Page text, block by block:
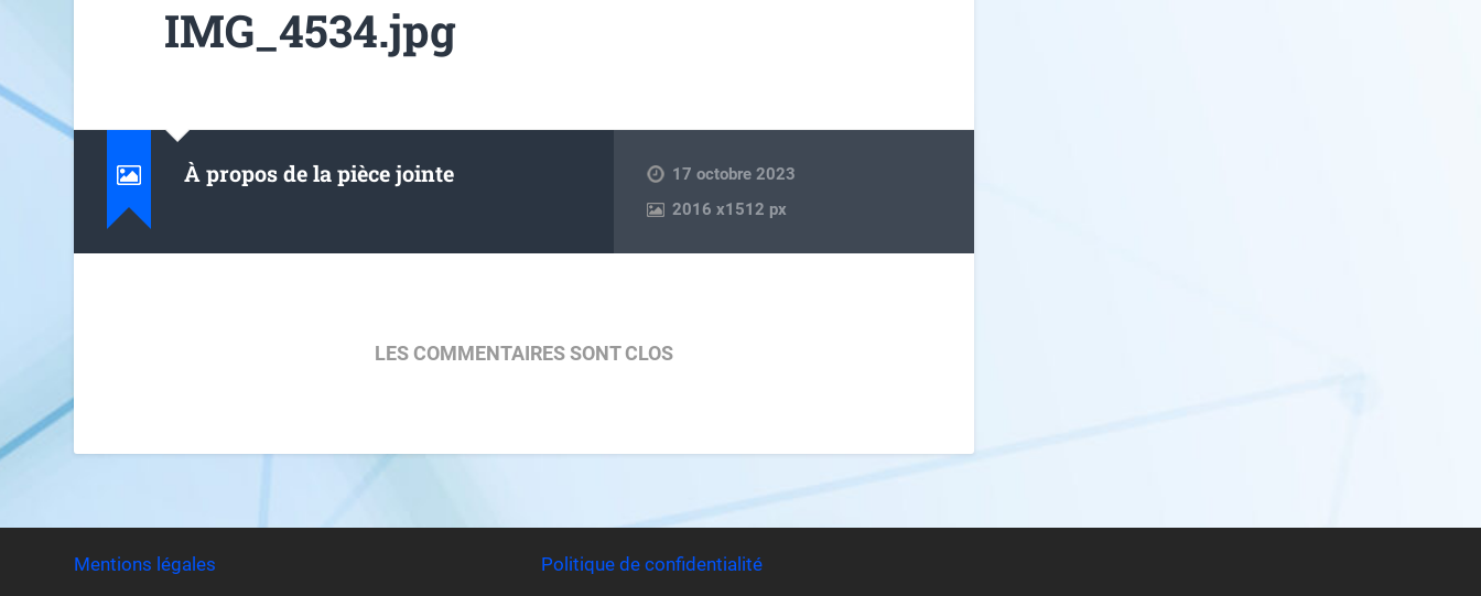
IMG_4534.jpg
À propos de la pièce jointe
17 octobre 2023
2016x1512 px
LES COMMENTAIRES SONT CLOS
Mentions légales Politique de confidentialité